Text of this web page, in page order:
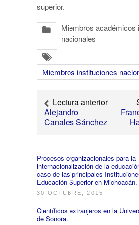
superior.
Miembros académicos
nacionales
Miembros instituciones
Lectura anterior
Alejandro
Canales Sánchez
Procesos organizacionales para la
internacionalización de la
caso de las principales
Educación Superior en Michoacán.
30 OCTUBRE, 2015
Científicos extranjeros en la
de Sonora.